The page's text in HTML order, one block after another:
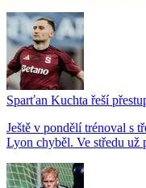
Sparťan Kuchta řeší
Ještě v pondělí trénoval s
Lyon chyběl. Ve středu už